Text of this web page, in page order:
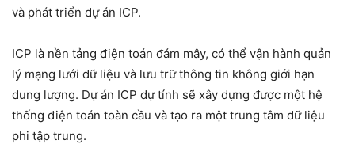
và phát triển dự án ICP.
ICP là nền tảng điện toán đám mây, có thể vận hành quản
lý mạng lưới dữ liệu và lưu trữ thông tin không giới hạn
dung lượng. Dự án ICP dự tính sẽ xây dựng được một hệ
thống điện toán toàn cầu và tạo ra một trung tâm dữ liệu
phi tập trung.